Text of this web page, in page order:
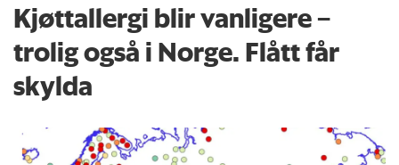
Kjøttallergi blir vanligere –
trolig også i Norge. Flått får
skylda